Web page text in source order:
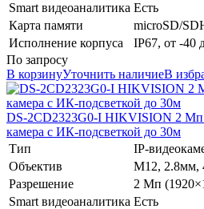
Smart видеоаналитика Есть
Карта памяти
microSD/
Исполнение корпуса
IP67, от -40
По запросу
В корзинуУточнить наличиеВ
DS-2CD2323G0-I HIKVISION 2 Мп
камера с ИК-подсветкой до 30м
Тип
IP-
Объектив
М12, 2.8мм,
Разрешение
2 Мп
Smart видеоаналитика Есть